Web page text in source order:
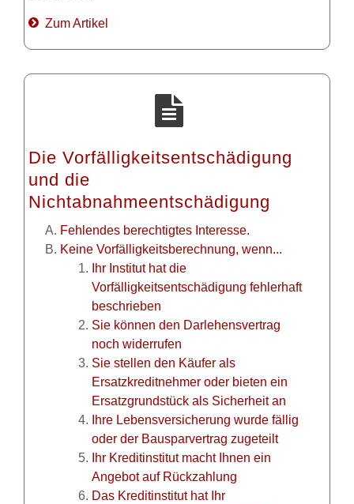
Zum Artikel
Die Vorfälligkeitsentschädigung
und die
Nichtabnahmeentschädigung
Fehlendes berechtigtes Interesse.
Keine Vorfälligkeitsberechnung, wenn...
Ihr Institut hat die
Vorfälligkeitsentschädigung fehlerhaft
beschrieben
Sie können den Darlehensvertrag
noch widerrufen
Sie stellen den Käufer als
Ersatzkreditnehmer oder bieten ein
Ersatzgrundstück als Sicherheit an
Ihre Lebensversicherung wurde fällig
oder der Bausparvertrag zugeteilt
Ihr Kreditinstitut macht Ihnen ein
Angebot auf Rückzahlung
Das Kreditinstitut hat Ihr